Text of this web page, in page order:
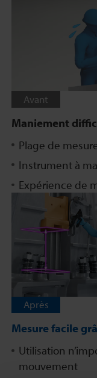
Avant
Maniement
Plage de
Instrument à
Expérience de
Après
Mesure facile
Utilisation
mouvement